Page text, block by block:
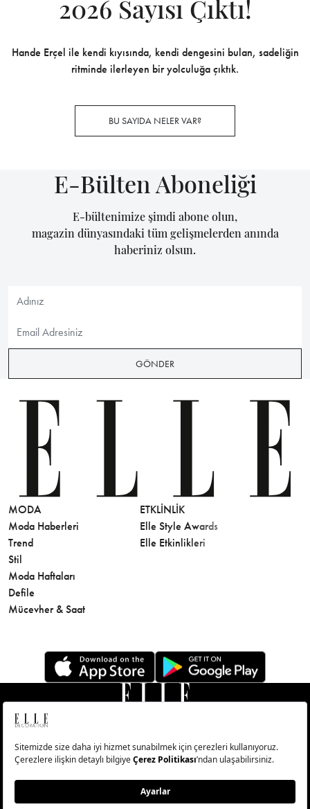
2026 Sayısı Çıktı!
Hande Erçel ile kendi kıyısında, kendi dengesini bulan, sadeliğin
ritminde ilerleyen bir yolculuğa çıktık.
BU SAYIDA NELER VAR?
E-Bülten Aboneliği
E-bültenimize şimdi abone olun,
magazin dünyasındaki tüm gelişmelerden anında
haberiniz olsun.
GÖNDER
MODA
Moda Haberleri
Trend
Stil
Moda Haftaları
Defile
Mücevher & Saat
ETKLINLIK
Elle Style Awards
Elle Etkinlikleri
© Big Medya Teknoloji A.Ş. Altunizade Mahallesi Kuşbakışı
Caddesi No:27/1 Üsküdar/İstanbul